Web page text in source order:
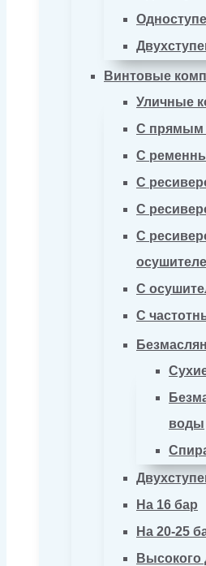
Винтовые
Уличные
С прямым
С
С
С
С
С
С
воды
На 16 бар
На 20-25
Высокого